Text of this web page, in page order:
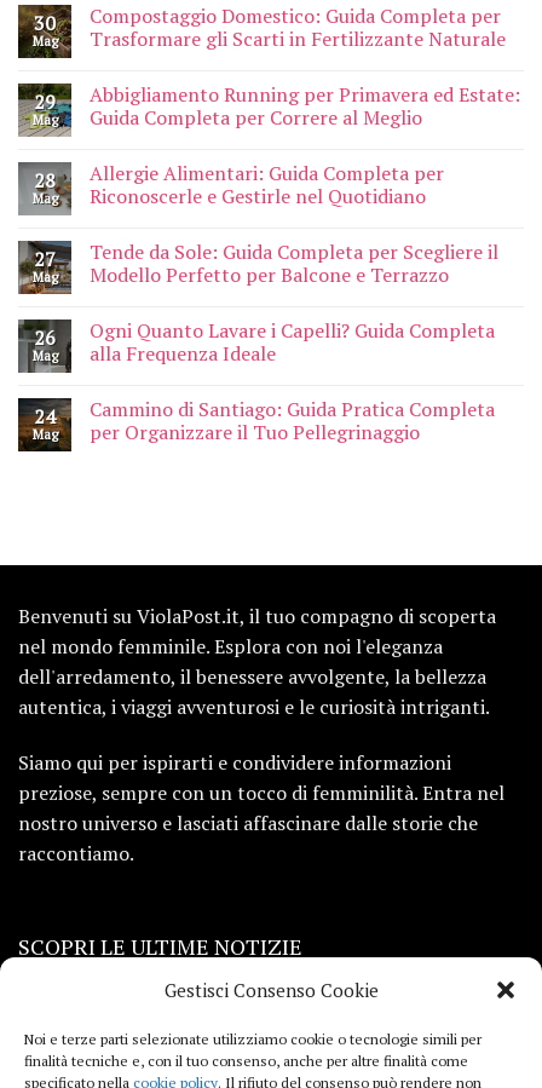
Gestisci Consenso Cookie
Noi e terze parti selezionate utilizziamo cookie o tecnologie simili per
finalità tecniche e, con il tuo consenso, anche per altre finalità come
specificato nella cookie policy. Il rifiuto del consenso può rendere non
30
Mag
Compostaggio Domestico: Guida Completa per
Trasformare gli Scarti in Fertilizzante Naturale
29
Mag
Abbigliamento Running per Primavera ed Estate:
Guida Completa per Correre al Meglio
28
Mag
Allergie Alimentari: Guida Completa per
Riconoscerle e Gestirle nel Quotidiano
27
Mag
Tende da Sole: Guida Completa per Scegliere il
Modello Perfetto per Balcone e Terrazzo
26
Mag
Ogni Quanto Lavare i Capelli? Guida Completa
alla Frequenza Ideale
24
Mag
Cammino di Santiago: Guida Pratica Completa
per Organizzare il Tuo Pellegrinaggio
Benvenuti su ViolaPost.it, il tuo compagno di scoperta
nel mondo femminile. Esplora con noi l'eleganza
dell'arredamento, il benessere avvolgente, la bellezza
autentica, i viaggi avventurosi e le curiosità intriganti.
Siamo qui per ispirarti e condividere informazioni
preziose, sempre con un tocco di femminilità. Entra nel
nostro universo e lasciati affascinare dalle storie che
raccontiamo.
SCOPRI LE ULTIME NOTIZIE
Viaggi